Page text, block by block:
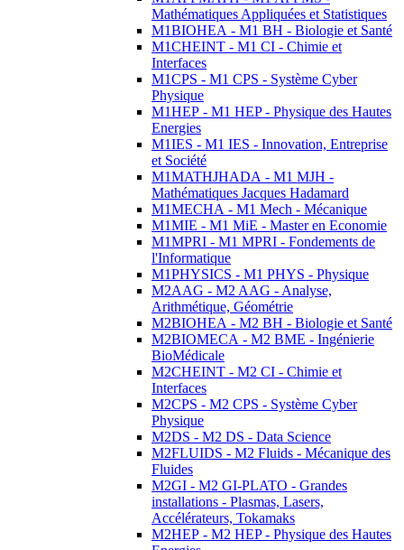
Mathématiques Appliquées et Statistiques
M1BIOHEA - M1 BH - Biologie et Santé
M1CHEINT - M1 CI - Chimie et
Interfaces
M1CPS - M1 CPS - Système Cyber
Physique
M1HEP - M1 HEP - Physique des Hautes
Energies
M1IES - M1 IES - Innovation, Entreprise
et Société
M1MATHJHADA - M1 MJH -
Mathématiques Jacques Hadamard
M1MECHA - M1 Mech - Mécanique
M1MIE - M1 MiE - Master en Economie
M1MPRI - M1 MPRI - Fondements de
l'Informatique
M1PHYSICS - M1 PHYS - Physique
M2AAG - M2 AAG - Analyse,
Arithmétique, Géométrie
M2BIOHEA - M2 BH - Biologie et Santé
M2BIOMECA - M2 BME - Ingénierie
BioMédicale
M2CHEINT - M2 CI - Chimie et
Interfaces
M2CPS - M2 CPS - Système Cyber
Physique
M2DS - M2 DS - Data Science
M2FLUIDS - M2 Fluids - Mécanique des
Fluides
M2GI - M2 GI-PLATO - Grandes
installations - Plasmas, Lasers,
Accélérateurs, Tokamaks
M2HEP - M2 HEP - Physique des Hautes